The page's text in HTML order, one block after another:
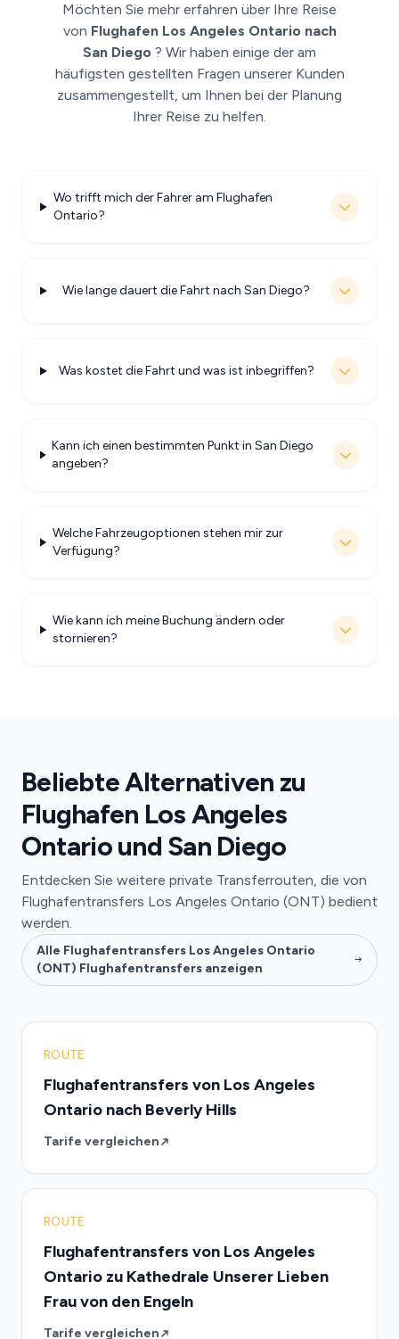
Möchten Sie mehr erfahren über Ihre Reise
von Flughafen Los Angeles Ontario nach
San Diego ? Wir haben einige der am
häufigsten gestellten Fragen unserer Kunden
zusammengestellt, um Ihnen bei der Planung
Ihrer Reise zu helfen.
Wo trifft mich der Fahrer am Flughafen
Ontario?
Wie lange dauert die Fahrt nach San Diego?
Was kostet die Fahrt und was ist inbegriffen?
Kann ich einen bestimmten Punkt in San Diego
angeben?
Welche Fahrzeugoptionen stehen mir zur
Verfügung?
Wie kann ich meine Buchung ändern oder
stornieren?
Beliebte Alternativen zu
Flughafen Los Angeles
Ontario und San Diego
Entdecken Sie weitere private Transferrouten, die von
Flughafentransfers Los Angeles Ontario (ONT) bedient
werden.
Alle Flughafentransfers Los Angeles Ontario
(ONT) Flughafentransfers anzeigen
ROUTE
Flughafentransfers von Los Angeles
Ontario nach Beverly Hills
Tarife vergleichen
ROUTE
Flughafentransfers von Los Angeles
Ontario zu Kathedrale Unserer Lieben
Frau von den Engeln
Tarife vergleichen